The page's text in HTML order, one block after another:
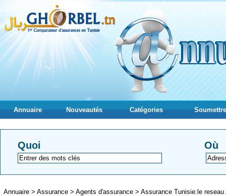
Annuaire Nouveautés Catégories
Quoi Où
Annuaire > Assurance > Agents d'assurance > Assurance Tunisie:le